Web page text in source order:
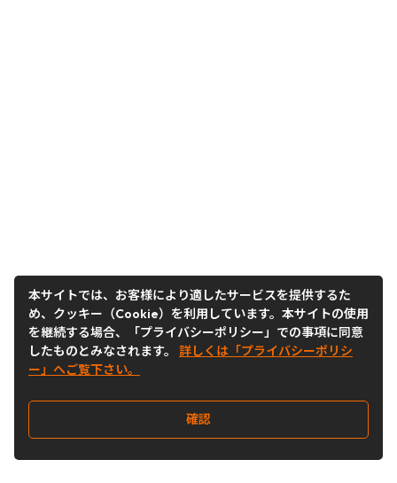
本サイトでは、お客様により適したサービスを提供するた
め、クッキー（Cookie）を利用しています。本サイトの使用
を継続する場合、「プライバシーポリシー」での事項に同意
したものとみなされます。 詳しくは「プライバシーポリシ
ー」へご覧下さい。
確認